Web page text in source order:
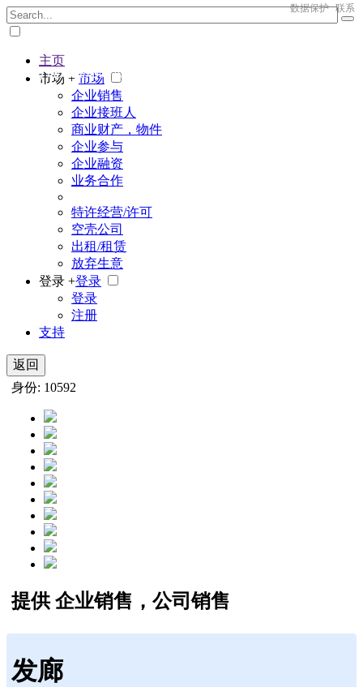
The big marketplace for business
数据保护 联系
主页
市场 + 市场
企业销售
企业接班人
商业财产，物件
企业参与
企业融资
业务合作
特许经营/许可
空壳公司
出租/租赁
放弃生意
登录 +登录
登录
注册
支持
返回
身份: 10592
提供 企业销售，公司销售
发廊